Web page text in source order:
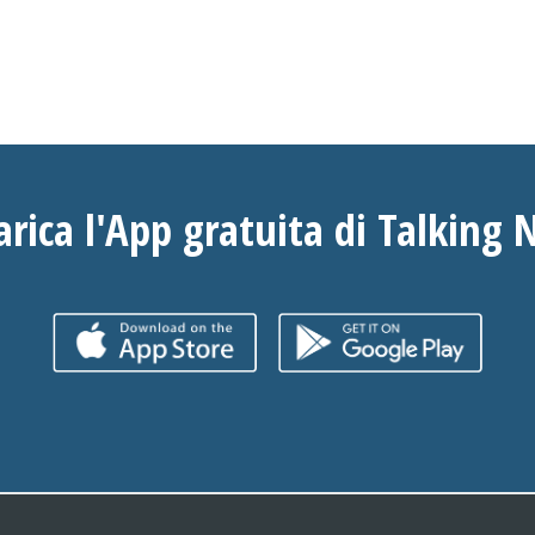
l'App gratuita di Talking